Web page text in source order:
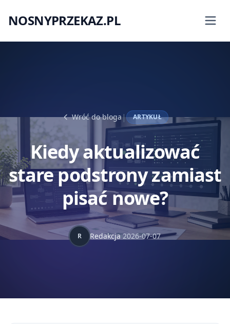
NOSNYPRZEKAZ.PL
Wróć do bloga| ARTYKUŁ
Kiedy aktualizować
stare podstrony zamiast
pisać nowe?
R Redakcja 2026-07-07